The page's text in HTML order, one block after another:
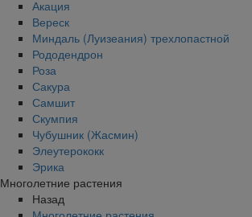
Акация
Вереск
Миндаль (Луизеания) трехлопастной
Рододендрон
Роза
Сакура
Самшит
Скумпия
Чубушник (Жасмин)
Элеутерококк
Эрика
Многолетние растения
Назад